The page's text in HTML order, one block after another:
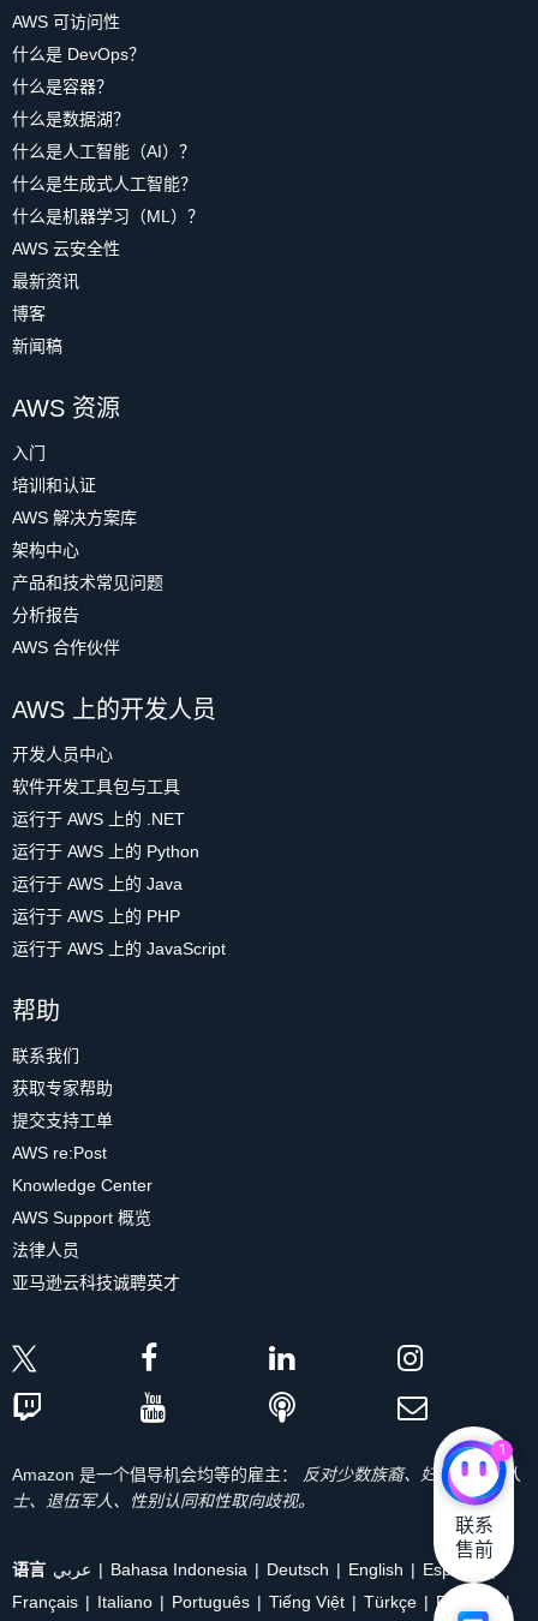
AWS 可访问性
什么是 DevOps？
什么是容器？
什么是数据湖？
什么是人工智能（AI）？
什么是生成式人工智能？
什么是机器学习（ML）？
AWS 云安全性
最新资讯
博客
新闻稿
AWS 资源
入门
培训和认证
AWS 解决方案库
架构中心
产品和技术常见问题
分析报告
AWS 合作伙伴
AWS 上的开发人员
开发人员中心
软件开发工具包与工具
运行于 AWS 上的 .NET
运行于 AWS 上的 Python
运行于 AWS 上的 Java
运行于 AWS 上的 PHP
运行于 AWS 上的 JavaScript
帮助
联系我们
获取专家帮助
提交支持工单
AWS re:Post
Knowledge Center
AWS Support 概览
法律人员
亚马逊云科技诚聘英才
Amazon 是一个倡导机会均等的雇主：
反对少数族裔、妇女、残疾人
士、退伍军人、性别认同和性取向歧视。
语言 عربي Bahasa Indonesia Deutsch English
Español
Français
Italiano Português Tiếng Việt Türkçe Ρусский
1
联系
售前